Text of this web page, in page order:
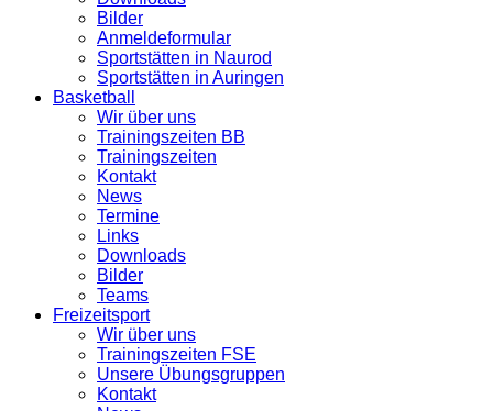
Bilder
Anmeldeformular
Sportstätten in Naurod
Sportstätten in Auringen
Basketball
Wir über uns
Trainingszeiten BB
Trainingszeiten
Kontakt
News
Termine
Links
Downloads
Bilder
Teams
Freizeitsport
Wir über uns
Trainingszeiten FSE
Unsere Übungsgruppen
Kontakt